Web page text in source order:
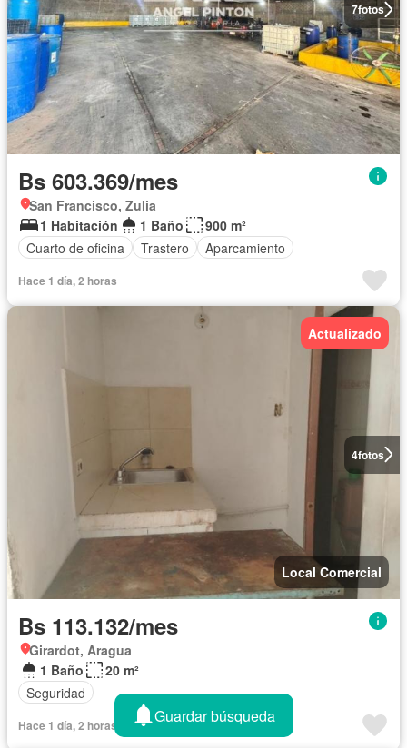
7fotos
Bs 603.369/mes
San Francisco, Zulia
1 Habitación
1 Baño
900 m²
Cuarto de oficina
Trastero Aparcamiento
Hace 1 día, 2 horas
4fotos
Actualizado
Local Comercial
Bs 113.132/mes
Girardot, Aragua
1 Baño
20 m²
Seguridad
Hace 1 día, 2 horas Guardar búsqueda